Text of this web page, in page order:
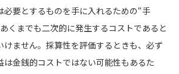
必要とするものを手に入れるための“手
くまでも二次的に発生するコストであると
けません。採算性を評価するときも、必ず
は金銭的コストではない可能性もあるた